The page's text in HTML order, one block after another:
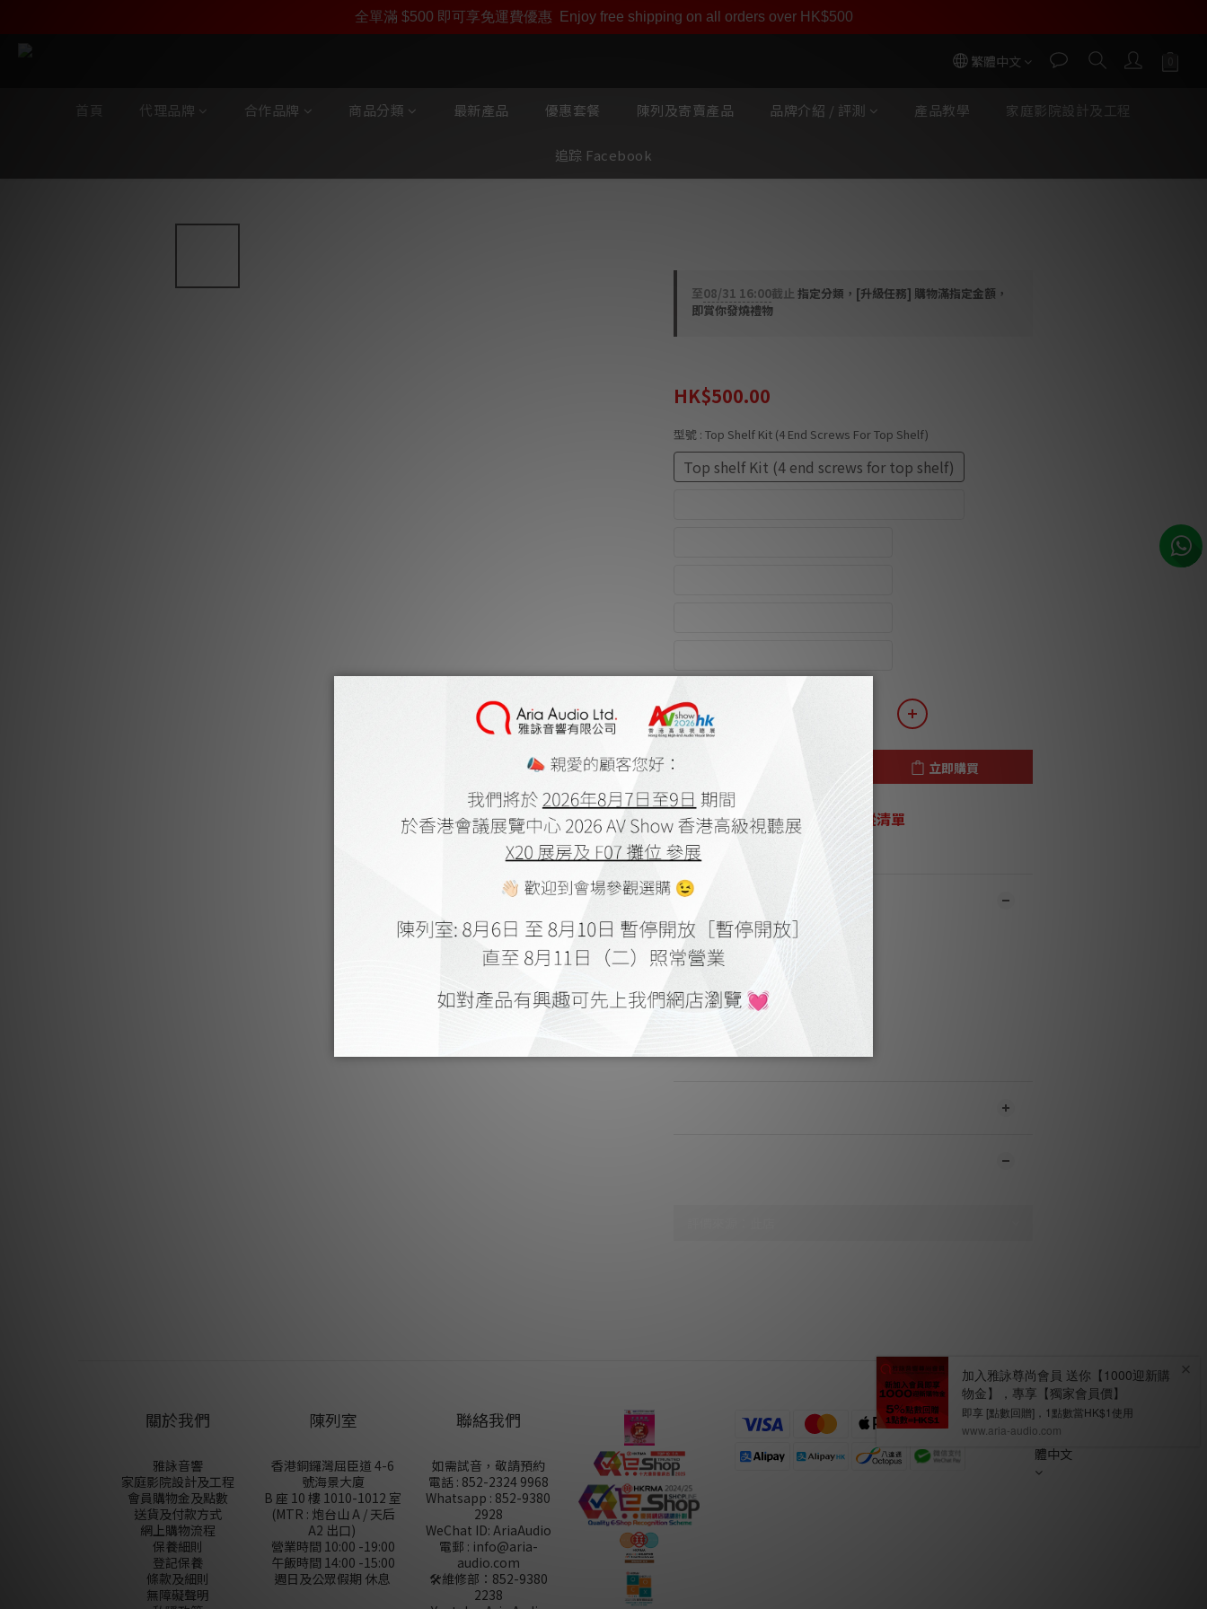
繁體中文
首頁 代理品牌 合作品牌 商品分類 最新產品 優惠套餐 陳列及寄賣產品 品牌介紹 / 評測 產品教學 家庭影院設計及工程
追踪 Facebook
至08/31 16:00截止 指定分類，[升級任務] 購物滿指定金額，
即賞你發燒禮物
HK$500.00
型號 : Top Shelf Kit (4 End Screws For Top Shelf)
Top shelf Kit (4 end screws for top shelf)
立即購買
加入追蹤清單
商品描述
***本店商品網上及門市同步銷售，系統有機會未及時更新，將會
關於我們
雅詠音響
家庭影院設計及工程
會員購物金及點數
送貨及付款方式
網上購物流程
保養細則
登記保養
條款及細則
無障礙聲明
陳列室
香港銅鑼灣屈臣道 4-6
號海景大廈
B 座 10 樓 1010-1012 室
(MTR : 炮台山 A / 天后
A2 出口)
營業時間 10:00 -19:00
午飯時間 14:00 -15:00
週日及公眾假期 休息
聯絡我們
如需試音，敬請預約
電話 : 852-2324 9968
Whatsapp : 852-9380
2928
WeChat ID: AriaAudio
電郵 : info@aria-
audio.com
🛠️維修部： 852-9380
2238
繁
體中文
加入雅詠尊尚會員，即享【$1000迎新購物金】【點數回贈 1點數=1HKD】 獨家會員價
全單滿 $500 即可享免運費優惠 Enjoy free shipping on all orders over HK$500